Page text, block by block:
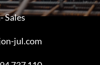
Sales
jul.com